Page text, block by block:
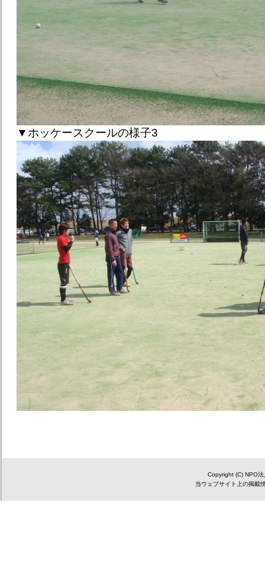
▼ホッケースクールの様子3
Copyright (C) NPO
当ウェブサイト上の掲載